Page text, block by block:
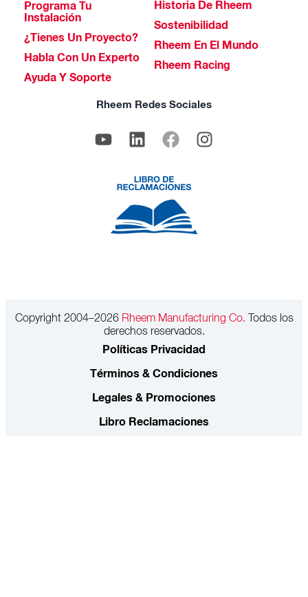
Programa Tu
Instalación
¿Tienes Un Proyecto?
Habla Con Un Experto
Ayuda Y Soporte
Historia De Rheem
Sostenibilidad
Rheem En El Mundo
Rheem Racing
Rheem Redes Sociales
Copyright 2004–2026Rheem Manufacturing Co. Todos los
derechos reservados.
Políticas Privacidad
Términos & Condiciones
Legales & Promociones
Libro Reclamaciones